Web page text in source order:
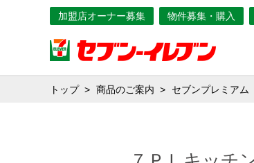
加盟店オーナー募集 物件募集・購入
トップ 商品のご案内 セブンプレミアム